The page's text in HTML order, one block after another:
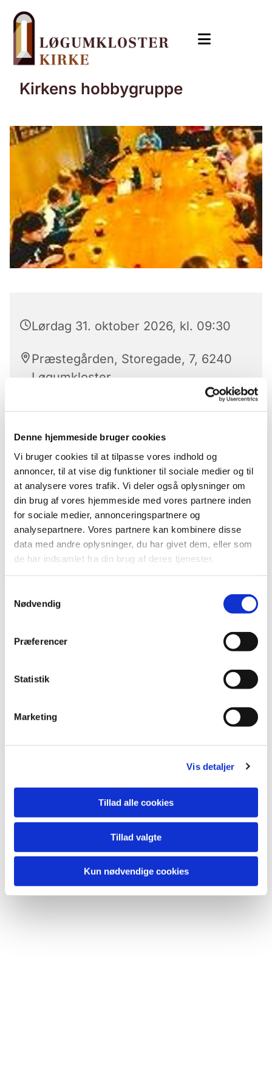
Denne hjemmeside bruger cookies
Vi bruger cookies til at tilpasse vores indhold og
annoncer, til at vise dig funktioner til sociale medier og til
at analysere vores trafik. Vi deler også oplysninger om
din brug af vores hjemmeside med vores partnere inden
for sociale medier, annonceringspartnere og
analysepartnere. Vores partnere kan kombinere disse
data med andre oplysninger, du har givet dem, eller som
de har indsamlet fra din brug af deres tjenester.
Nødvendig
Præferencer
Statistik
Marketing
Vis detaljer
Tillad alle cookies
Tillad valgte
Kun nødvendige cookies
Kirkens hobbygruppe
Lørdag 31. oktober 2026, kl. 09:30
Præstegården, Storegade, 7, 6240
Løgumkloster
Jennifer Hoogland
Den sidste lørdag hver måned mødes kirkens
hobbygruppe og laver hyggelige og kreative ting
for børn. Det er altid i kirkens konfirmandstue.
Du vil måske også kunne
lide...